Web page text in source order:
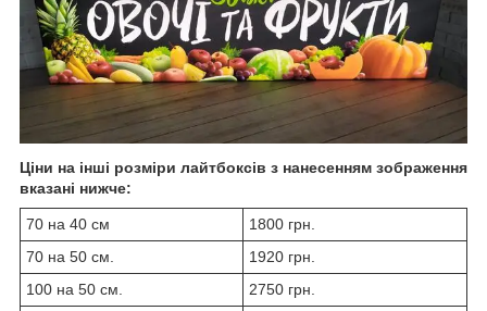
Ціни на інші розміри лайтбоксів з нанесенням зображення
вказані нижче:
70 на 40 см
1800 грн.
70 на 50 см.
1920 грн.
100 на 50 см.
2750 грн.